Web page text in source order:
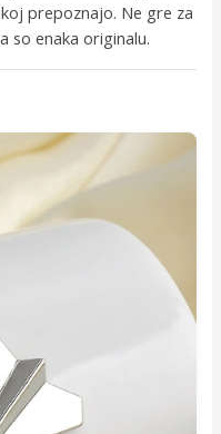
prepoznajo. Ne gre za
so enaka originalu.